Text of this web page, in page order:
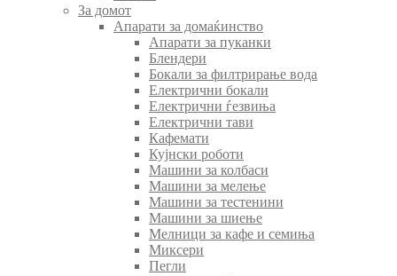
За домот
Апарати за домаќинство
Апарати за пуканки
Блендери
Бокали за филтрирање вода
Електрични бокали
Електрични ѓезвиња
Електрични тави
Кафемати
Кујнски роботи
Машини за колбаси
Машини за мелење
Машини за тестенини
Машини за шиење
Мелници за кафе и семиња
Миксери
Пегли